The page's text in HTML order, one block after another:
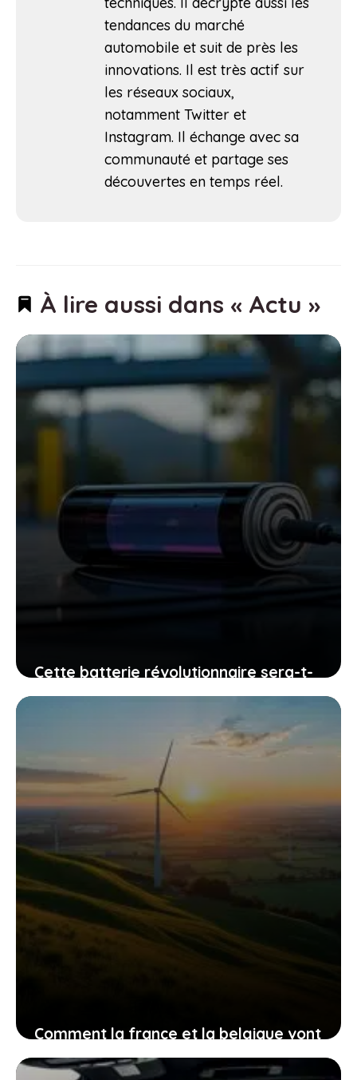
tendances du marché
automobile et suit de près les
innovations. Il est très actif sur
les réseaux sociaux,
notamment Twitter et
Instagram. Il échange avec sa
communauté et partage ses
découvertes en temps réel.
À lire aussi dans « Actu »
Cette batterie révolutionnaire sera-t-
elle disponible dans trois mois : la
Comment la france et la belgique vont
ensemble révolutionner les batteries